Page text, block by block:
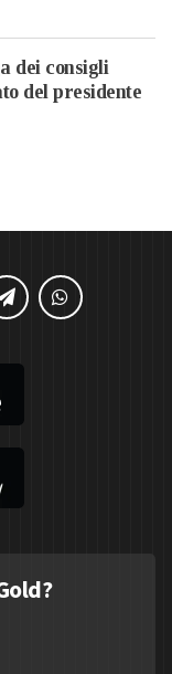
dei consigli
del presidente